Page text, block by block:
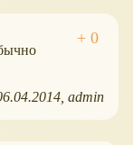
admin